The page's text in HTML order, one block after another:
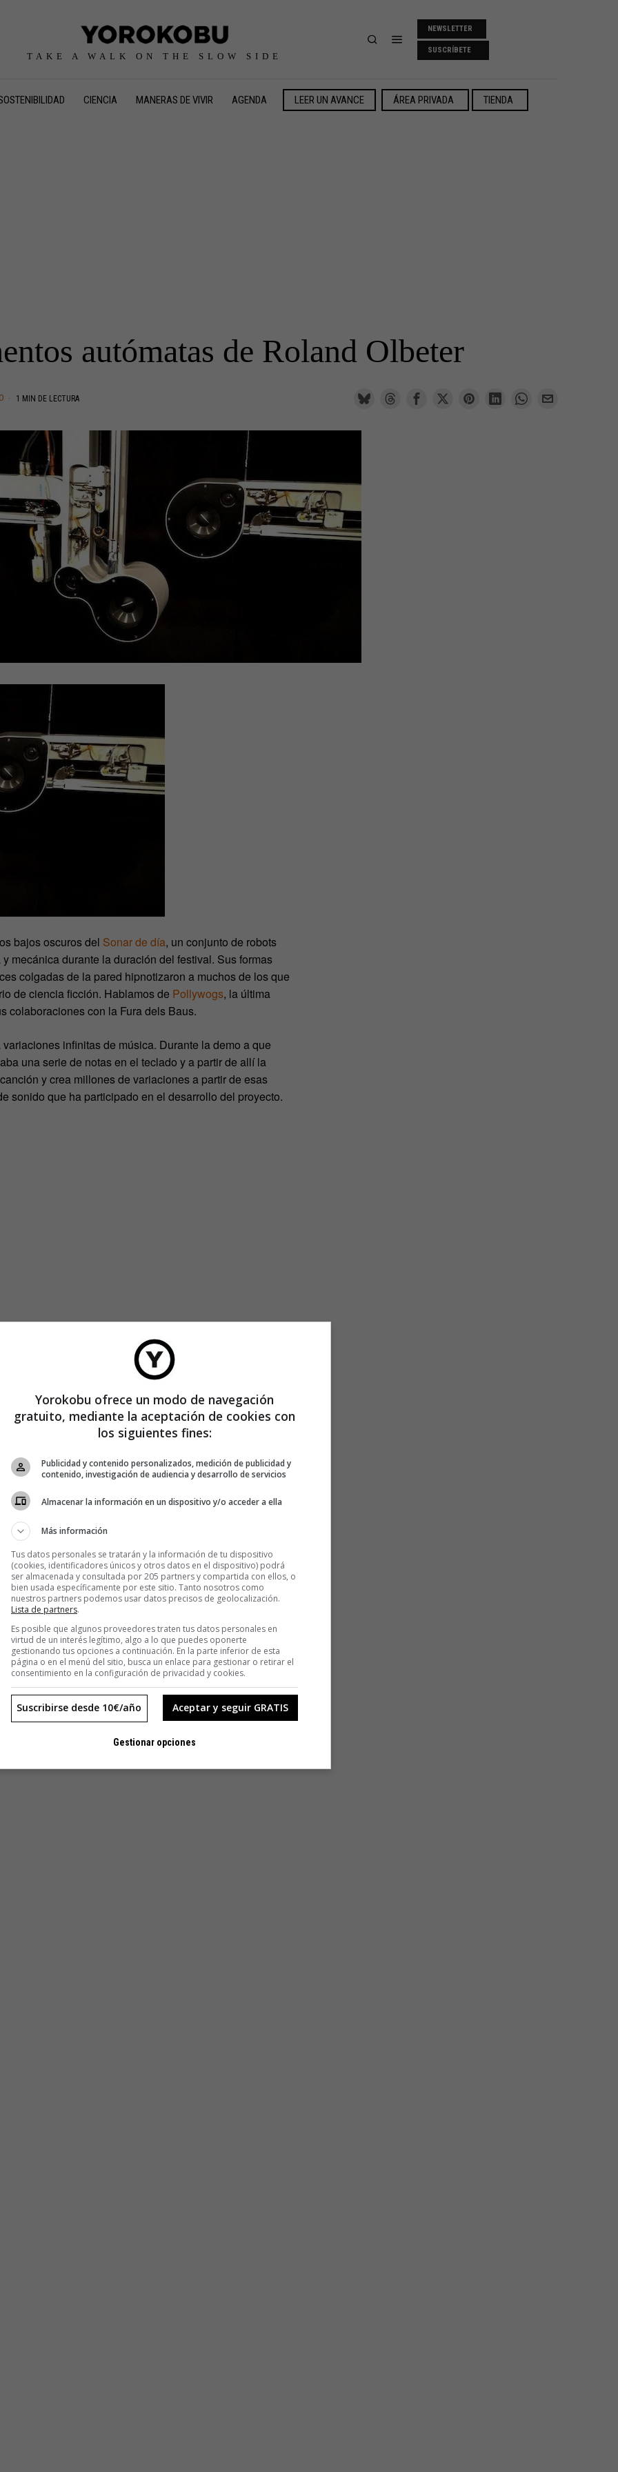
TAKE A WALK ON THE SLOW SIDE
NEWSLETTER
SUSCRÍBETE
CIENCIA MANERAS DE VIVIR AGENDA LEER UN AVANCE ÁREA PRIVADA TIENDA
autómatas de Roland Olbeter
1 MIN DE LECTURA
bajos oscuros del Sonar de día, un conjunto de robots
mecánica durante la duración del festival. Sus formas
colgadas de la pared hipnotizaron a muchos de los que
de ciencia ficción. Hablamos de Pollywogs, la última
colaboraciones con la Fura dels Baus.
infinitas de música. Durante la demo a que
una serie de notas en el teclado y a partir de allí la
y crea millones de variaciones a partir de esas
sonido que ha participado en el desarrollo del proyecto.
alemanaFesto
creando un híbrido entre instrumento
de maquinaria pura que lleva muchos años colaborando
por Olbeter para servir de acompañamiento a
Yorokobu ofrece un modo de navegación
gratuito, mediante la aceptación de cookies con
los siguientes fines:
Publicidad y contenido personalizados, medición de publicidad y
contenido, investigación de audiencia y desarrollo de servicios
Almacenar la información en un dispositivo y/o acceder a ella
Más información
Tus datos personales se tratarán y la información de tu dispositivo
(cookies, identificadores únicos y otros datos en el dispositivo) podrá
ser almacenada y consultada por 205 partners y compartida con ellos, o
bien usada específicamente por este sitio. Tanto nosotros como
nuestros partners podemos usar datos precisos de geolocalización.
Lista de partners.
Es posible que algunos proveedores traten tus datos personales en
virtud de un interés legítimo, algo a lo que puedes oponerte
gestionando tus opciones a continuación. En la parte inferior de esta
página o en el menú del sitio, busca un enlace para gestionar o retirar el
consentimiento en la configuración de privacidad y cookies.
Aceptar y seguir GRATIS
Suscribirse desde 10€/año
Gestionar opciones